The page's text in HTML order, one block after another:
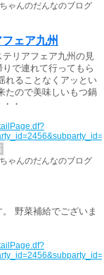
ゃんのだんなのブログ
ェア九州
リアフェア九州の見
で連れて行ってもら
れることなくアッとい
たので美味しいもつ鍋
・
ゃんのだんなのブログ
野菜補給でございま